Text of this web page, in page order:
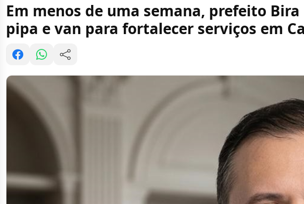
Em menos de uma semana, prefeito
pipa e van para fortalecer serviços em